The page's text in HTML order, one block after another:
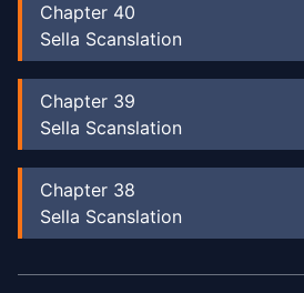
Chapter 40
Sella Scanslation
Chapter 39
Sella Scanslation
Chapter 38
Sella Scanslation
Chapter37